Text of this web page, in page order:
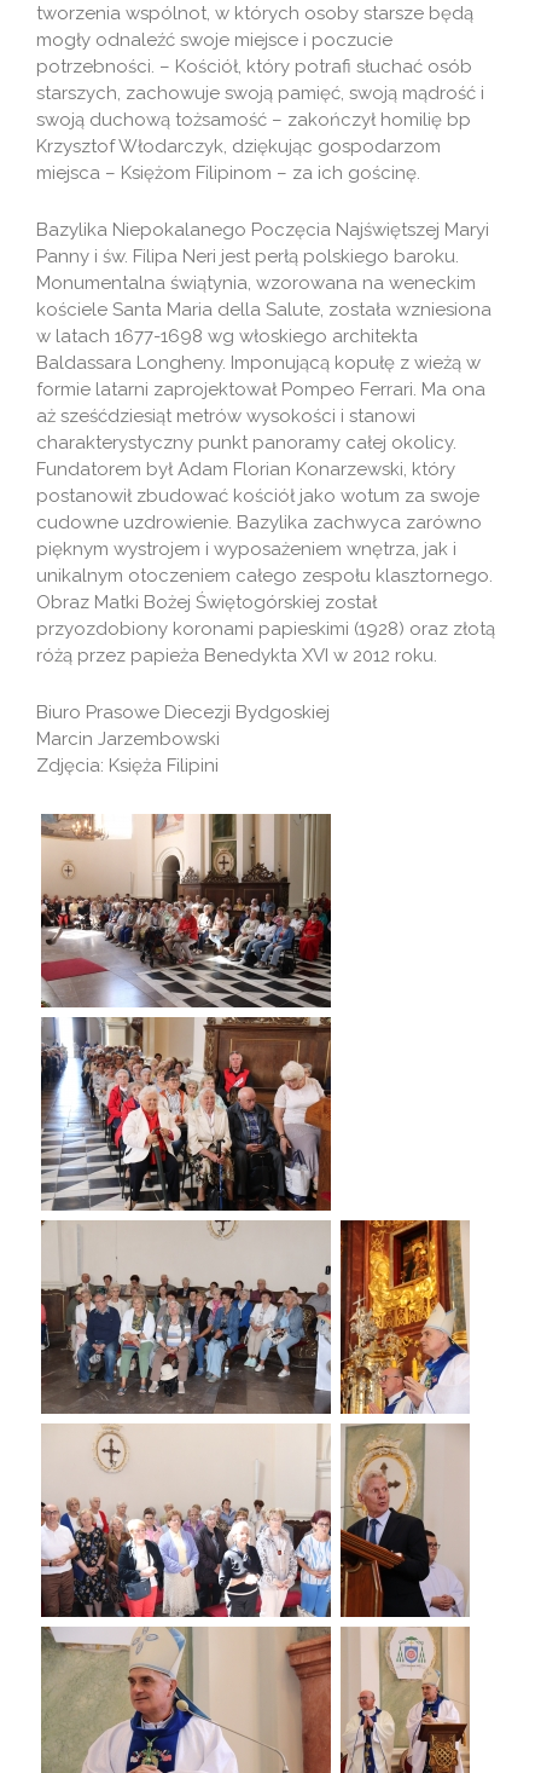
tworzenia wspólnot, w których osoby starsze będą
mogły odnaleźć swoje miejsce i poczucie
potrzebności. – Kościół, który potrafi słuchać osób
starszych, zachowuje swoją pamięć, swoją mądrość i
swoją duchową tożsamość – zakończył homilię bp
Krzysztof Włodarczyk, dziękując gospodarzom
miejsca – Księżom Filipinom – za ich gościnę.
Bazylika Niepokalanego Poczęcia Najświętszej Maryi
Panny i św. Filipa Neri jest perłą polskiego baroku.
Monumentalna świątynia, wzorowana na weneckim
kościele Santa Maria della Salute, została wzniesiona
w latach 1677-1698 wg włoskiego architekta
Baldassara Longheny. Imponującą kopułę z wieżą w
formie latarni zaprojektował Pompeo Ferrari. Ma ona
aż sześćdziesiąt metrów wysokości i stanowi
charakterystyczny punkt panoramy całej okolicy.
Fundatorem był Adam Florian Konarzewski, który
postanowił zbudować kościół jako wotum za swoje
cudowne uzdrowienie. Bazylika zachwyca zarówno
pięknym wystrojem i wyposażeniem wnętrza, jak i
unikalnym otoczeniem całego zespołu klasztornego.
Obraz Matki Bożej Świętogórskiej został
przyozdobiony koronami papieskimi (1928) oraz złotą
różą przez papieża Benedykta XVI w 2012 roku.
Biuro Prasowe Diecezji Bydgoskiej
Marcin Jarzembowski
Zdjęcia: Księża Filipini